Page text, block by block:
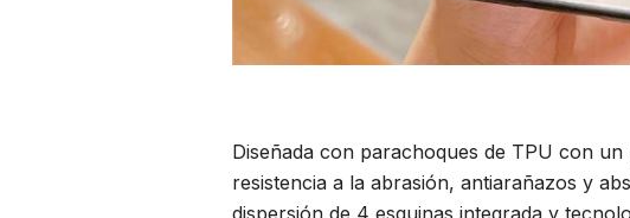
Diseñada con parachoques de TPU con
resistencia a la abrasión, antiarañazos y
dispersión de 4 esquinas integrada y